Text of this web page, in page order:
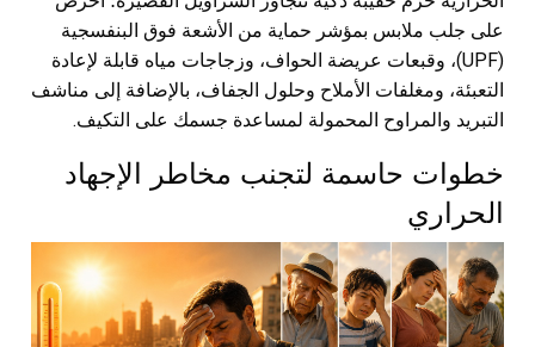
على جلب ملابس بمؤشر حماية من الأشعة فوق البنفسجية
(UPF)، وقبعات عريضة الحواف، وزجاجات مياه قابلة لإعادة
التعبئة، ومغلفات الأملاح وحلول الجفاف، بالإضافة إلى مناشف
التبريد والمراوح المحمولة لمساعدة جسمك على التكيف.
خطوات حاسمة لتجنب مخاطر الإجهاد
الحراري